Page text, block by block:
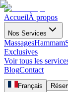
AccueilÀ propos
Nos Services
MassagesHammam
Exclusives
Voir tous les
BlogContact
Français